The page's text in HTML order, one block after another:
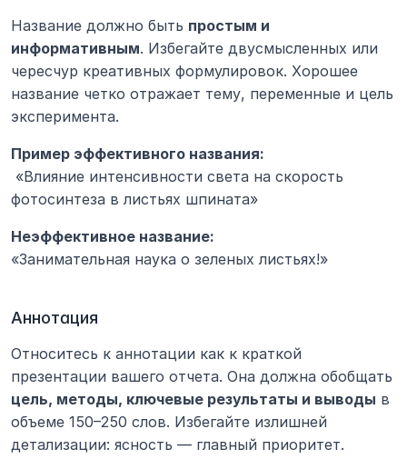
Название должно быть простым и
информативным. Избегайте двусмысленных или
чересчур креативных формулировок. Хорошее
название четко отражает тему, переменные и цель
эксперимента.
Пример эффективного названия:
фотосинтеза в листьях шпината»
Неэффективное название:
«Занимательная наука о зеленых листьях!»
Аннотация
Относитесь к аннотации как к краткой
цель, методы, ключевые результаты и выводы в
объеме 150–250 слов. Избегайте излишней
детализации: ясность — главный приоритет.